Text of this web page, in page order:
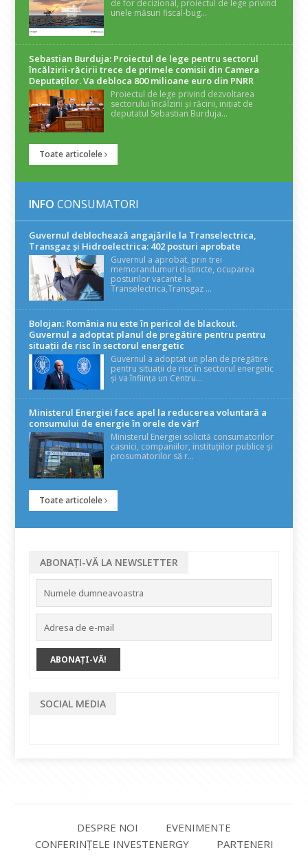
de for decizional, proiectul de lege privind
unele măsuri fiscal-bug...
Sebastian Burduja: Proiectul de lege pentru sectorul
încălzirii-răcirii trece de primele comisii din Camera
Deputaților. Va debloca 800 milioane euro din PNRR
Proiectul de lege privind dezvoltarea
sectorului încălzirii și răcirii, inițiat de
deputatul Sebastian Burduja...
Toate articolele
INFO CONSUMATORI
Guvernul deblochează angajările la Transelectrica,
Transgaz și Hidroelectrica: 402 posturi aprobate
Guvernul a aprobat, prin trei
memorandumuri distincte, ocuparea
posturilor vacante la
Transelectrica,Transgaz ...
Bolojan: România nu este în pericol de blackout.
Guvernul a adoptat planul de pregătire pentru pentru
situații de risc în sectorul energetic
Guvernul a adoptat un plan de pregătire
pentru situații de risc în sectorul energetic
și va înființa un Centru...
Ministerul Energiei face apel la reducerea voluntară a
consumului de energie în orele de vârf
Ministerul Energiei solicită consumatorilor
casnici, companiilor, instituțiilor publice și
prosumatorilor să r...
Toate articolele
ABONAȚI-VĂ LA NEWSLETTER
SOCIAL MEDIA
DESPRE NOI
EVENIMENTE
CONFERINȚELE INVESTENERGY
PARTENERI